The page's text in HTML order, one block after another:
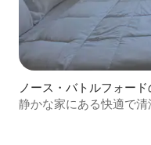
ノース・バトルフォード
静かな家にある快適で清